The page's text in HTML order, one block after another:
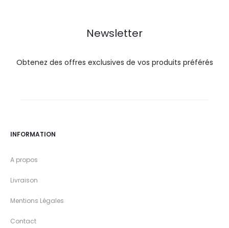
Newsletter
Obtenez des offres exclusives de vos produits préférés
INFORMATION
A propos
Livraison
Mentions Légales
Contact